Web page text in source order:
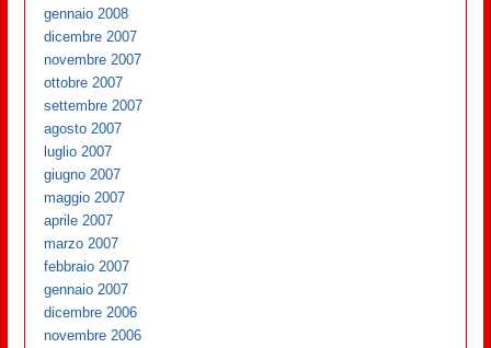
gennaio 2008
dicembre 2007
novembre 2007
ottobre 2007
settembre 2007
agosto 2007
luglio 2007
giugno 2007
maggio 2007
aprile 2007
marzo 2007
febbraio 2007
gennaio 2007
dicembre 2006
novembre 2006